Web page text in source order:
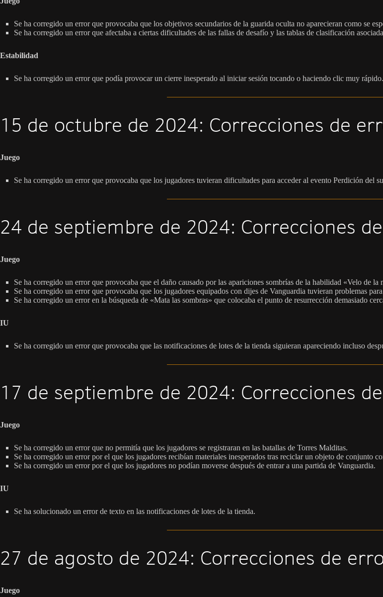
Se ha corregido un error que provocaba que los objetivos secundarios de la guarida oculta no aparecieran como se
Se ha corregido un error que afectaba a ciertas dificultades de las fallas de desafío y las tablas de clasificación
Estabilidad
Se ha corregido un error que podía provocar un cierre inesperado al iniciar sesión tocando o haciendo clic muy rápido.
15 de octubre de 2024: Correcciones de
Juego
Se ha corregido un error que provocaba que los jugadores tuvieran dificultades para acceder al evento Perdición del
24 de septiembre de 2024: Correcciones
Juego
Se ha corregido un error que provocaba que el daño causado por las apariciones sombrías de la habilidad «Velo de
Se ha corregido un error que provocaba que los jugadores equipados con dijes de Vanguardia tuvieran problemas
Se ha corregido un error en la búsqueda de «Mata las sombras» que colocaba el punto de resurrección demasiado
IU
Se ha corregido un error que provocaba que las notificaciones de lotes de la tienda siguieran apareciendo incluso
17 de septiembre de 2024: Correcciones
Juego
Se ha corregido un error que no permitía que los jugadores se registraran en las batallas de Torres Malditas.
Se ha corregido un error por el que los jugadores recibían materiales inesperados tras reciclar un objeto de conjunto
Se ha corregido un error por el que los jugadores no podían moverse después de entrar a una partida de Vanguardia.
IU
Se ha solucionado un error de texto en las notificaciones de lotes de la tienda.
27 de agosto de 2024: Correcciones de
Juego